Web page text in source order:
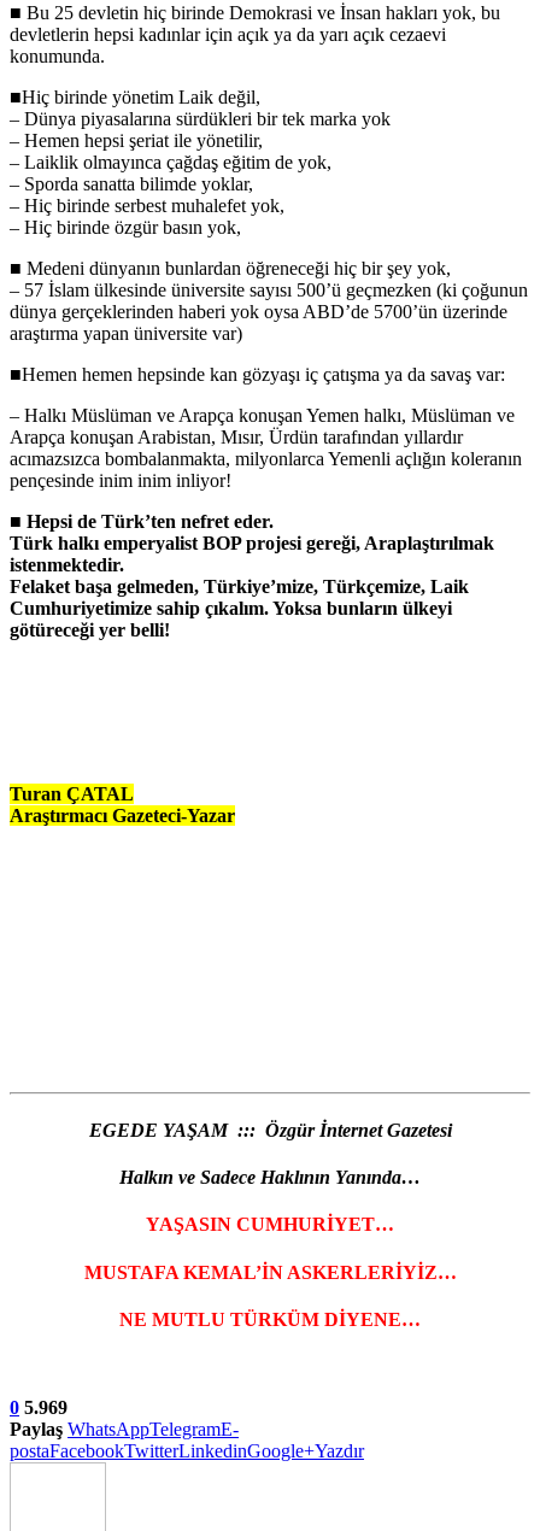
■ Bu 25 devletin hiç birinde Demokrasi ve İnsan hakları yok, bu
devletlerin hepsi kadınlar için açık ya da yarı açık cezaevi
konumunda.
■Hiç birinde yönetim Laik değil,
– Dünya piyasalarına sürdükleri bir tek marka yok
– Hemen hepsi şeriat ile yönetilir,
– Laiklik olmayınca çağdaş eğitim de yok,
– Sporda sanatta bilimde yoklar,
– Hiç birinde serbest muhalefet yok,
– Hiç birinde özgür basın yok,
■ Medeni dünyanın bunlardan öğreneceği hiç bir şey yok,
– 57 İslam ülkesinde üniversite sayısı 500’ü geçmezken (ki çoğunun
dünya gerçeklerinden haberi yok oysa ABD’de 5700’ün üzerinde
araştırma yapan üniversite var)
■Hemen hemen hepsinde kan gözyaşı iç çatışma ya da savaş var:
– Halkı Müslüman ve Arapça konuşan Yemen halkı, Müslüman ve
Arapça konuşan Arabistan, Mısır, Ürdün tarafından yıllardır
acımazsızca bombalanmakta, milyonlarca Yemenli açlığın koleranın
pençesinde inim inim inliyor!
■ Hepsi de Türk’ten nefret eder.
Türk halkı emperyalist BOP projesi gereği, Araplaştırılmak
istenmektedir.
Felaket başa gelmeden, Türkiye’mize, Türkçemize, Laik
Cumhuriyetimize sahip çıkalım. Yoksa bunların ülkeyi
götüreceği yer belli!
Turan ÇATAL
Araştırmacı Gazeteci-Yazar
EGEDE YAŞAM ::: Özgür İnternet Gazetesi
Halkın ve Sadece Haklının Yanında…
YAŞASIN CUMHURİYET…
MUSTAFA KEMAL’İN ASKERLERİYİZ…
NE MUTLU TÜRKÜM DİYENE…
0 5.969
Paylaş WhatsAppTelegramE-
postaFacebookTwitterLinkedinGoogle+Yazdır